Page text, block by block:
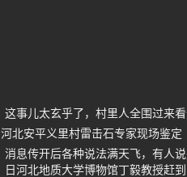
这事儿太玄乎了，村里人全围过来看
河北安平义里村雷击石专家现场鉴定
消息传开后各种说法满天飞，有人
日河北地质大学博物馆丁毅教授赶